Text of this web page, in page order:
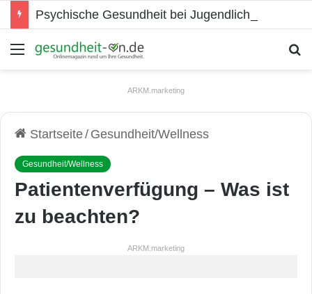
Psychische Gesundheit bei Jugendlichen
Menü
ARKM.marketing
Startseite/ Gesundheit/Wellness
Gesundheit/Wellness
Patientenverfügung – Was ist
zu beachten?
ARKM.marketing